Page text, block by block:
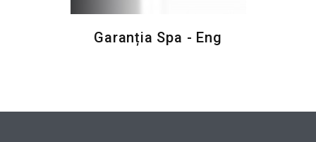
Garanția Spa - Eng